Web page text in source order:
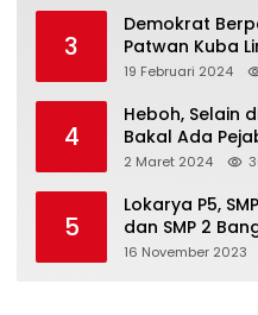
3
Demokrat
Patwan Kuba
Banggai Laut
19 Februari 2024
4
Heboh, Selain
Bakal Ada
Banggai Laut
2 Maret 2024
5
Lokarya P5,
dan SMP 2
Curi Perhatian
16 November 2023